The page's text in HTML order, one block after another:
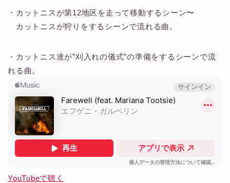
・カットニスが第12地区を走って移動するシーン〜
カットニスが狩りをするシーンで流れる曲。
・カットニス達が”刈入れの儀式”の準備をするシーンで流
れる曲。
YouTubeで聴く